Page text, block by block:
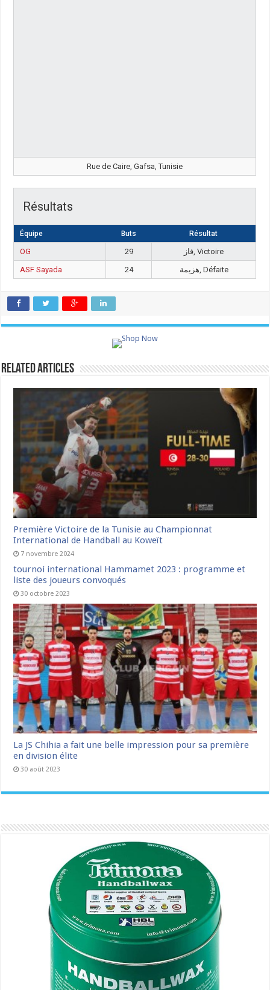
Rue de Caire, Gafsa, Tunisie
Résultats
Équipe Buts Résultat
OG 29
فاز, Victoire
ASF Sayada
24 هزيمة, Défaite
Related Articles
Première Victoire de la Tunisie au Championnat
International de Handball au Koweït
7 novembre 2024
tournoi international Hammamet 2023 : programme et
liste des joueurs convoqués
30 octobre 2023
La JS Chihia a fait une belle impression pour sa première
en division élite
30 août 2023